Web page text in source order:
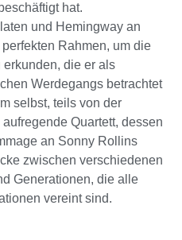
hat.
und Hemingway an
Rahmen, um die
erkunden, die er als
Werdegangs betrachtet
selbst, teils von der
Quartett, dessen
an Sonny Rollins
zwischen verschiedenen
Generationen, die alle
vereint sind.